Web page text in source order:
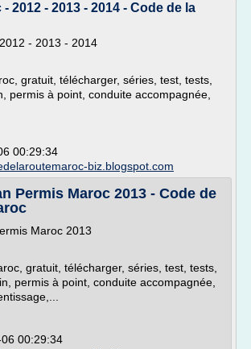
2012 - 2013 - 2014 - Code de la
- 2013 - 2014
gratuit, télécharger, séries, test, tests,
permis à point, conduite accompagnée,
00:29:34
biz.blogspot.com
Permis Maroc 2013 - Code de
Maroc 2013
gratuit, télécharger, séries, test, tests,
permis à point, conduite accompagnée,
00:29:34